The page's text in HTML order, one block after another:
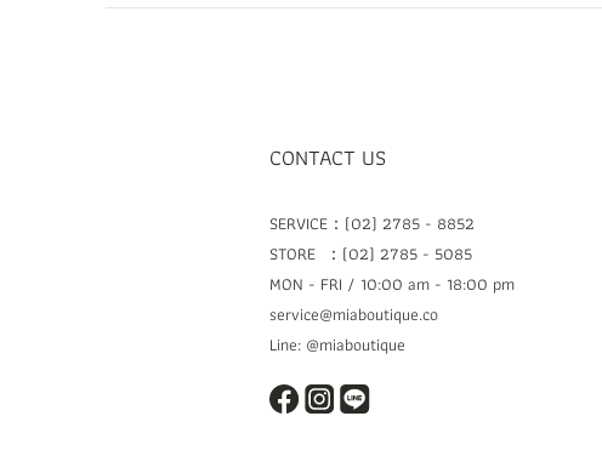
CONTACT US
SERVICE：(02) 2785 - 8852
STORE ：(02) 2785 - 5085
MON - FRI / 10:00 am - 18:00 pm
service@miaboutique.co
Line: @miaboutique